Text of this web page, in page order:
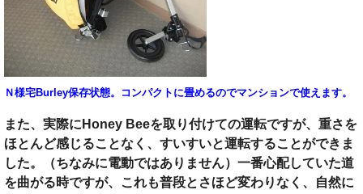
Ｎ様宅Burley保存状態。コンパクトに畳めるのでマンションで使えます。
また、実際にHoney Beeを取り付けての運転ですが、重さを
ほとんど感じることなく、すいすいと運転することができま
した。（ちなみに電動ではありません）一番心配していた道
を曲がる時ですが、これも普段とさほど変わりなく、自然に